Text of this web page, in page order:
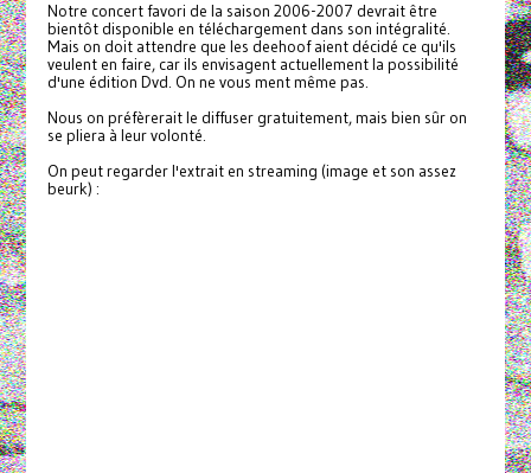
Notre concert favori de la saison 2006-2007 devrait être
bientôt disponible en téléchargement dans son intégralité.
Mais on doit attendre que les deehoof aient décidé ce qu'ils
veulent en faire, car ils envisagent actuellement la possibilité
d'une édition Dvd. On ne vous ment même pas.
Nous on préfèrerait le diffuser gratuitement, mais bien sûr on
se pliera à leur volonté.
On peut regarder l'extrait en streaming (image et son assez
beurk) :